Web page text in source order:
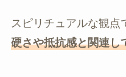
スピリチュアルな観点
硬さや抵抗感と関連し